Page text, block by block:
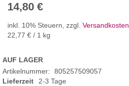
14,80 €
inkl. 10% Steuern, zzgl. Versandkosten
22,77 € / 1 kg
AUF LAGER
Artikelnummer
805257509057
Lieferzeit
2-3 Tage